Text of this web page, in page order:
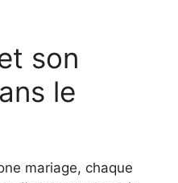
son
le
mariage, chaque